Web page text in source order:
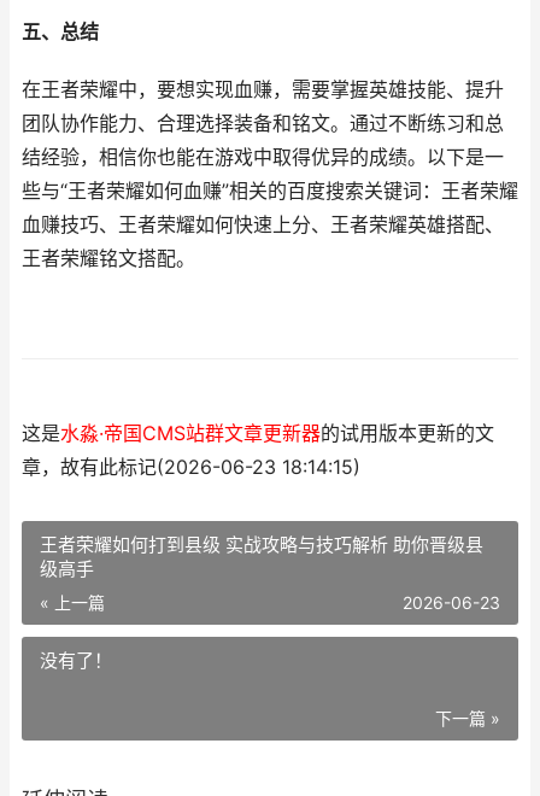
五、总结
在王者荣耀中，要想实现血赚，需要掌握英雄技能、提升
团队协作能力、合理选择装备和铭文。通过不断练习和总
结经验，相信你也能在游戏中取得优异的成绩。以下是一
些与“王者荣耀如何血赚”相关的百度搜索关键词：王者荣耀
血赚技巧、王者荣耀如何快速上分、王者荣耀英雄搭配、
王者荣耀铭文搭配。
这是水淼·帝国CMS站群文章更新器的试用版本更新的文
章，故有此标记(2026-06-23 18:14:15)
王者荣耀如何打到县级 实战攻略与技巧解析 助你晋级县
级高手
« 上一篇 2026-06-23
没有了！
下一篇 »